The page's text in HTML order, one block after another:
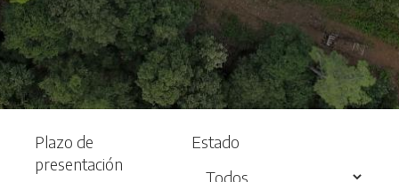
Plazo de
presentación
Estado